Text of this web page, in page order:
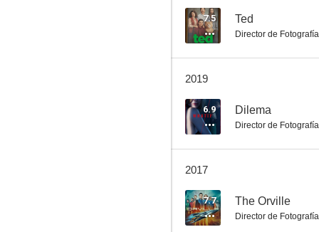
7.5 Ted
Director de Fotografía
2019
6.9 Dilema
Director de Fotografía
2017
7.7 The Orville
Director de Fotografía